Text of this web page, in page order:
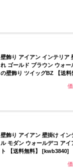
壁飾り アイアン インテリア
れ ゴールド ブラウン ウォ
の壁飾り ツイッグBZ 【送
壁飾り アイアン 壁掛け イ
ル モダン ウォールデコ ア
ト 【送料無料】 [kwb3840]